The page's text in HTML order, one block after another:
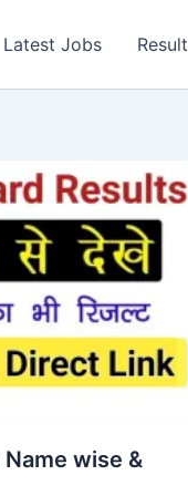
Latest Jobs Result
wise &